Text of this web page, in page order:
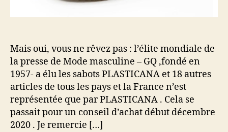
Mais oui, vous ne rêvez pas : l’élite mondiale de
la presse de Mode masculine – GQ ,fondé en
1957- a élu les sabots PLASTICANA et 18 autres
articles de tous les pays et la France n’est
représentée que par PLASTICANA . Cela se
passait pour un conseil d’achat début décembre
2020 . Je remercie […]